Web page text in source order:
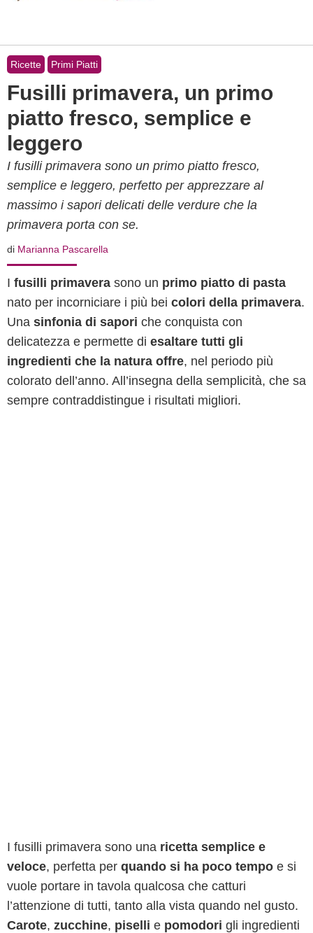
Ricette Primi Piatti
Fusilli primavera, un primo
piatto fresco, semplice e
leggero
I fusilli primavera sono un primo piatto fresco,
semplice e leggero, perfetto per apprezzare al
massimo i sapori delicati delle verdure che la
primavera porta con se.
di Marianna Pascarella
I fusilli primavera sono un primo piatto di pasta
nato per incorniciare i più bei colori della primavera.
Una sinfonia di sapori che conquista con
delicatezza e permette di esaltare tutti gli
ingredienti che la natura offre, nel periodo più
colorato dell’anno. All’insegna della semplicità, che sa
sempre contraddistingue i risultati migliori.
I fusilli primavera sono una ricetta semplice e
veloce, perfetta per quando si ha poco tempo e si
vuole portare in tavola qualcosa che catturi
l’attenzione di tutti, tanto alla vista quando nel gusto.
Carote, zucchine, piselli e pomodori gli ingredienti